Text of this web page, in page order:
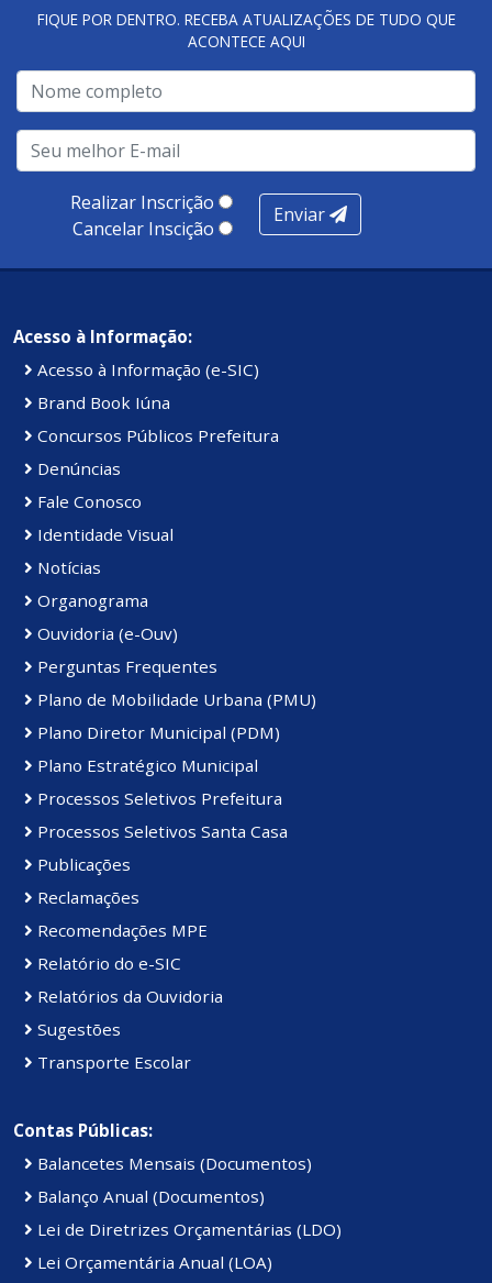
FIQUE POR DENTRO. RECEBA ATUALIZAÇÕES DE TUDO QUE
ACONTECE AQUI
Realizar Inscrição
Cancelar Inscição
Enviar
Acesso à Informação:
Acesso à Informação (e-SIC)
Brand Book Iúna
Concursos Públicos Prefeitura
Denúncias
Fale Conosco
Identidade Visual
Notícias
Organograma
Ouvidoria (e-Ouv)
Perguntas Frequentes
Plano de Mobilidade Urbana (PMU)
Plano Diretor Municipal (PDM)
Plano Estratégico Municipal
Processos Seletivos Prefeitura
Processos Seletivos Santa Casa
Publicações
Reclamações
Recomendações MPE
Relatório do e-SIC
Relatórios da Ouvidoria
Sugestões
Transporte Escolar
Contas Públicas:
Balancetes Mensais (Documentos)
Balanço Anual (Documentos)
Lei de Diretrizes Orçamentárias (LDO)
Lei Orçamentária Anual (LOA)